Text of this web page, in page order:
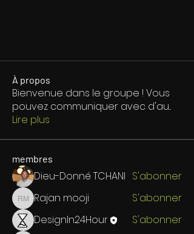
À propos
Bienvenue dans le groupe ! Vous
pouvez communiquer avec d'au...
Lire plus
membres
Dieu-Donné TCHANI S'abonner
Rajan mooji
Rajan mooji
S'abonner
DesignIn24Hour
S'abonner